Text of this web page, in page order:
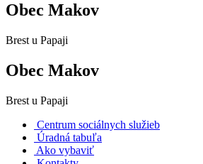
Obec Makov
Brest u Papaji
Obec Makov
Brest u Papaji
Centrum sociálnych služieb
Úradná tabuľa
Ako vybaviť